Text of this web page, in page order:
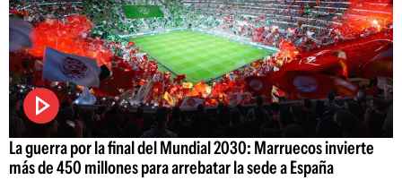
La guerra por la final del Mundial 2030: Marruecos invierte
más de 450 millones para arrebatar la sede a España